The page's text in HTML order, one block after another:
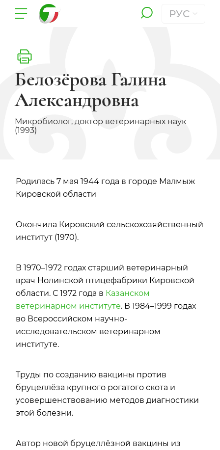
РУС
Белозёрова Галина
Александровна
Микробиолог, доктор ветеринарных наук
(1993)
Родилась 7 мая 1944 года в городе Малмыж
Кировской области
Окончила Кировский сельскохозяйственный
институт (1970).
В 1970–1972 годах старший ветеринарный
врач Нолинской птицефабрики Кировской
области. С 1972 года в Казанском
ветеринарном институте. В 1984–1999 годах
во Всероссийском научно-
исследовательском ветеринарном
институте.
Труды по созданию вакцины против
бруцеллёза крупного рогатого скота и
усовершенствованию методов диагностики
этой болезни.
Автор новой бруцеллёзной вакцины из